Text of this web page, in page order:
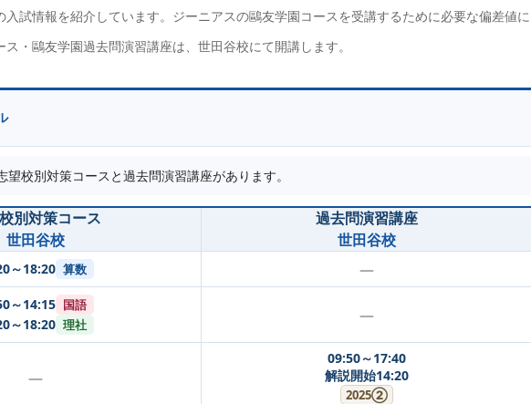
試情報を紹介しています。ジーニアスの鷗友学園コースを受講するために必要な偏差値に
・鷗友学園過去問演習講座は、世田谷校にて開講します。
校別対策コースと過去問演習講座があります。
別対策コース
世田谷校
過去問演習講座
世田谷校
～18:20 算数
—
～14:15 国語
～18:20 理社 —
—
09:50～17:40
解説開始14:20
2025②